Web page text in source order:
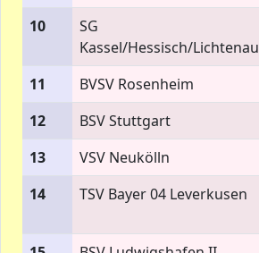
10
SG
Kassel/Hessisch/Lichtenau
11 BVSV Rosenheim
12
BSV Stuttgart
13
VSV Neukölln
14
TSV Bayer 04 Leverkusen